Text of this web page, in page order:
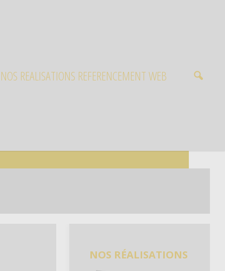
NOS REALISATIONS REFERENCEMENT WEB
NOS RÉALISATIONS